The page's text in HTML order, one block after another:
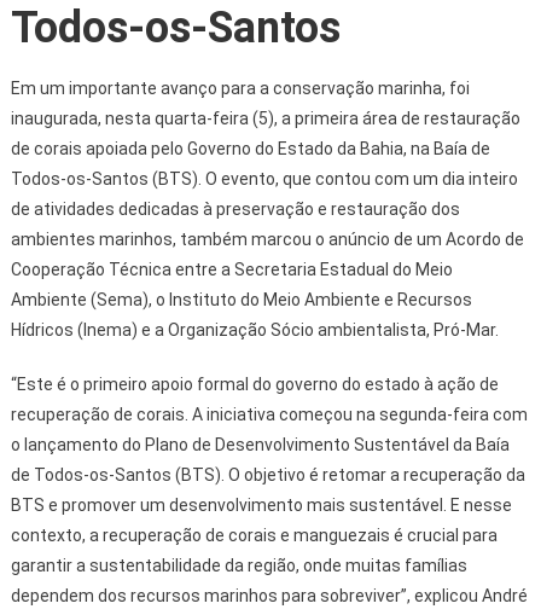
Todos-os-Santos
Em um importante avanço para a conservação marinha, foi
inaugurada, nesta quarta-feira (5), a primeira área de restauração
de corais apoiada pelo Governo do Estado da Bahia, na Baía de
Todos-os-Santos (BTS). O evento, que contou com um dia inteiro
de atividades dedicadas à preservação e restauração dos
ambientes marinhos, também marcou o anúncio de um Acordo de
Cooperação Técnica entre a Secretaria Estadual do Meio
Ambiente (Sema), o Instituto do Meio Ambiente e Recursos
Hídricos (Inema) e a Organização Sócio ambientalista, Pró-Mar.
“Este é o primeiro apoio formal do governo do estado à ação de
recuperação de corais. A iniciativa começou na segunda-feira com
o lançamento do Plano de Desenvolvimento Sustentável da Baía
de Todos-os-Santos (BTS). O objetivo é retomar a recuperação da
BTS e promover um desenvolvimento mais sustentável. E nesse
contexto, a recuperação de corais e manguezais é crucial para
garantir a sustentabilidade da região, onde muitas famílias
dependem dos recursos marinhos para sobreviver”, explicou André